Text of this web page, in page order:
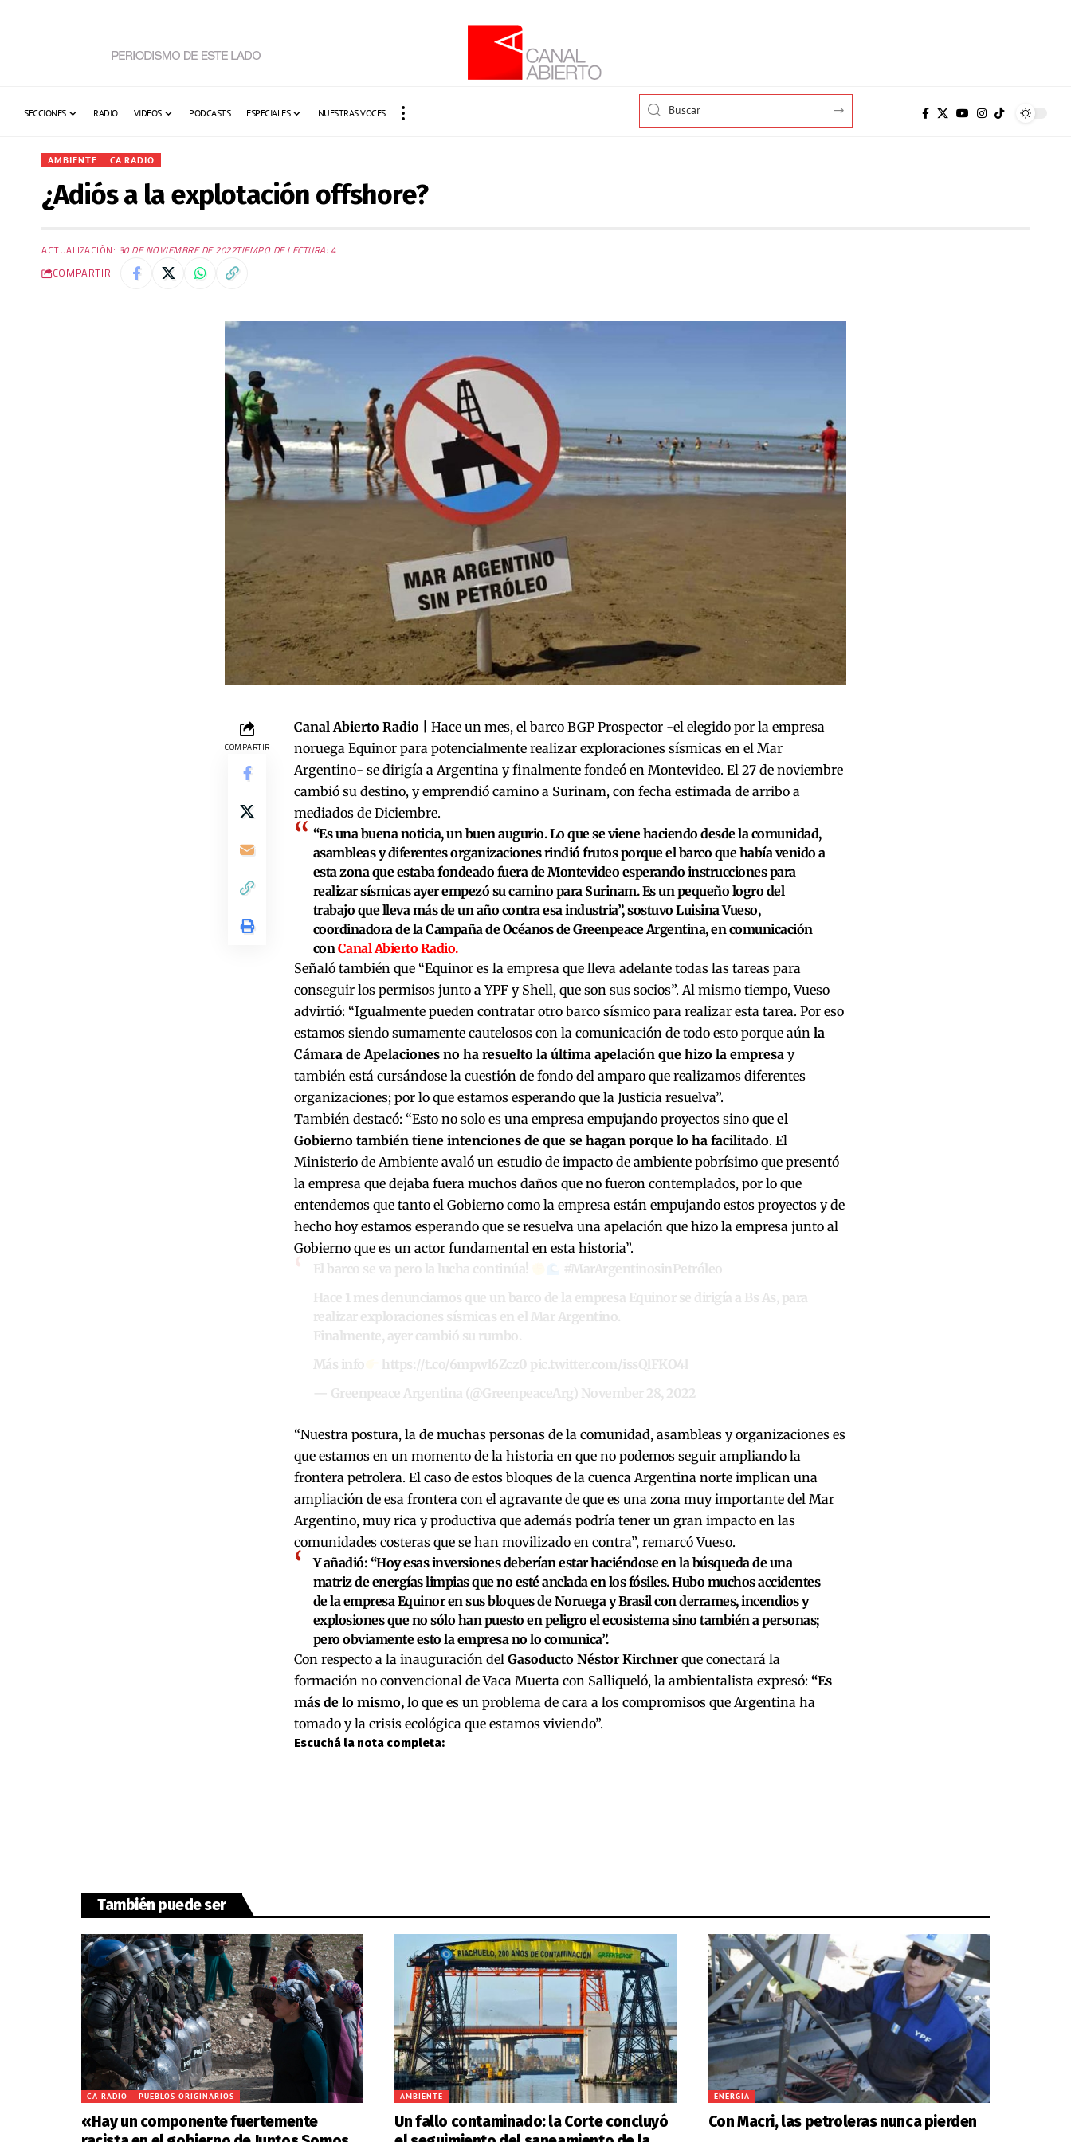
SECCIONES RADIO VIDEOS PODCASTS ESPECIALES NUESTRAS VOCES
AMBIENTE CA RADIO
¿Adiós a la explotación offshore?
ACTUALIZACIÓN: 30 DE NOVIEMBRE DE 2022TIEMPO DE LECTURA: 4
COMPARTIR
COMPARTIR
Canal Abierto Radio |
Hace un mes, el barco BGP Prospector -el elegido por la empresa
noruega Equinor para potencialmente realizar exploraciones sísmicas en el Mar
Argentino- se dirigía a Argentina y finalmente fondeó en Montevideo. El 27 de noviembre
cambió su destino, y emprendió camino a Surinam, con fecha estimada de arribo a
mediados de Diciembre.
“Es una buena noticia, un buen augurio. Lo que se viene haciendo desde la comunidad,
asambleas y diferentes organizaciones rindió frutos porque el barco que había venido a
esta zona que estaba fondeado fuera de Montevideo esperando instrucciones para
realizar sísmicas ayer empezó su camino para Surinam. Es un pequeño logro del
trabajo que lleva más de un año contra esa industria”, sostuvo Luisina Vueso,
coordinadora de la Campaña de Océanos de Greenpeace Argentina, en comunicación
conCanal Abierto Radio.
Señaló también que “Equinor es la empresa que lleva adelante todas las tareas para
conseguir los permisos junto a YPF y Shell, que son sus socios”. Al mismo tiempo, Vueso
advirtió: “Igualmente pueden contratar otro barco sísmico para realizar esta tarea. Por eso
estamos siendo sumamente cautelosos con la comunicación de todo esto porque aún la
Cámara de Apelaciones no ha resuelto la última apelación que hizo la empresay
también está cursándose la cuestión de fondo del amparo que realizamos diferentes
organizaciones; por lo que estamos esperando que la Justicia resuelva”.
También destacó: “Esto no solo es una empresa empujando proyectos sino queel
Gobierno también tiene intenciones de que se hagan porque lo ha facilitado. El
Ministerio de Ambiente avaló un estudio de impacto de ambiente pobrísimo que presentó
la empresa que dejaba fuera muchos daños que no fueron contemplados, por lo que
entendemos que tanto el Gobierno como la empresa están empujando estos proyectos y de
hecho hoy estamos esperando que se resuelva una apelación que hizo la empresa junto al
Gobierno que es un actor fundamental en esta historia”.
El barco se va pero la lucha continúa!
#MarArgentinosinPetróleo
Hace 1 mes denunciamos que un barco de la empresa Equinor se dirigía a Bs As, para
realizar exploraciones sísmicas en el Mar Argentino.
Finalmente, ayer cambió su rumbo.
Más info
https://t.co/6mpwl6Zcz0 pic.twitter.com/issQlFKO4l
— Greenpeace Argentina (@GreenpeaceArg) November 28, 2022
“Nuestra postura, la de muchas personas de la comunidad, asambleas y organizaciones es
que estamos en un momento de la historia en que no podemos seguir ampliando la
frontera petrolera. El caso de estos bloques de la cuenca Argentina norte implican una
ampliación de esa frontera con el agravante de que es una zona muy importante del Mar
Argentino, muy rica y productiva que además podría tener un gran impacto en las
comunidades costeras que se han movilizado en contra”, remarcó Vueso.
Y añadió: “Hoy esas inversiones deberían estar haciéndose en la búsqueda de una
matriz de energías limpias que no esté anclada en los fósiles. Hubo muchos accidentes
de la empresa Equinor en sus bloques de Noruega y Brasil con derrames, incendios y
explosionesque no sólo han puesto en peligro el ecosistema sino también a personas;
pero obviamente esto la empresa no lo comunica”.
Con respecto a la inauguración del Gasoducto Néstor Kirchnerque conectará la
formación no convencional de Vaca Muerta con Salliqueló, la ambientalista expresó: “Es
más de lo mismo,lo que es un problema de cara a los compromisos que Argentina ha
tomado y la crisis ecológica que estamos viviendo”.
Escuchá la nota completa:
También puede ser
CA RADIO PUEBLOS ORIGINARIOS
«Hay un componente fuertemente
AMBIENTE
Un fallo contaminado: la Corte concluyó
ENERGIA
Con Macri, las petroleras nunca pierden